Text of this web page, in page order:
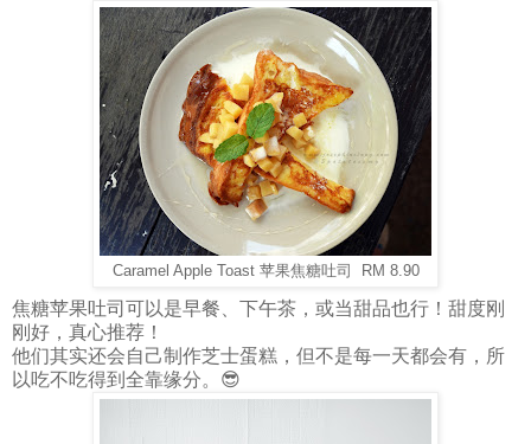
Caramel Apple Toast 苹果焦糖吐司 RM 8.90
焦糖苹果吐司可以是早餐、下午茶，或当甜品也行！甜度刚
刚好，真心推荐！
他们其实还会自己制作芝士蛋糕，但不是每一天都会有，所
以吃不吃得到全靠缘分。😎